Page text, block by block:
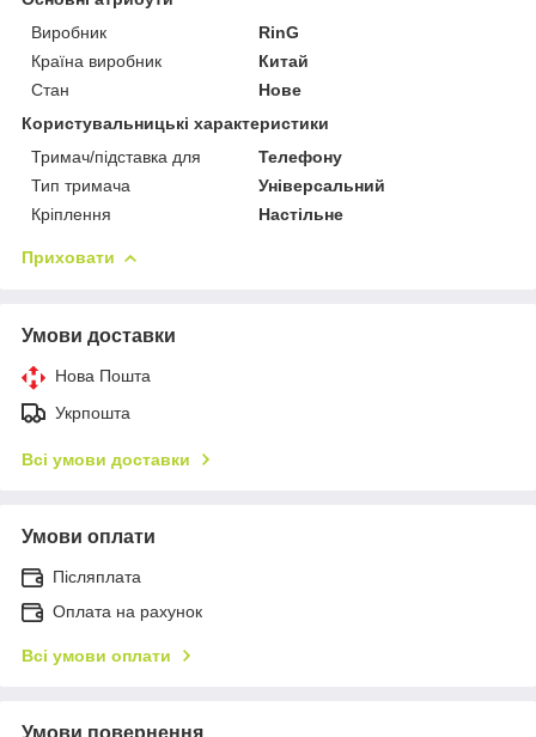
Виробник
RinG
Країна виробник
Китай
Стан
Нове
Користувальницькі характеристики
Тримач/підставка для
Телефону
Тип тримача
Універсальний
Кріплення
Настільне
Приховати
Умови доставки
Нова Пошта
Укрпошта
Всі умови доставки
Умови оплати
Післяплата
Оплата на рахунок
Всі умови оплати
Умови повернення